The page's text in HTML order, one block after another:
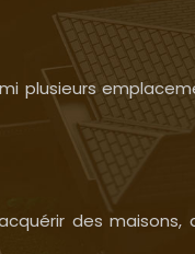
plusieurs
des